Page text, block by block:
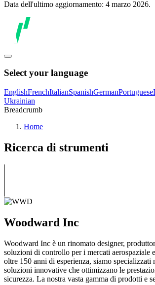
Data dell'ultimo aggiornamento: 4 marzo 2026.
Select your language
EnglishFrenchItalianSpanishGermanPortuguese
Ukrainian
Breadcrumb
Home
Ricerca di strumenti
Woodward Inc
Woodward Inc è un rinomato designer,
soluzioni di controllo per i mercati aerospaziale
oltre 150 anni di esperienza, siamo specializzati
soluzioni innovative che ottimizzano le
sicurezza. La nostra vasta gamma di prodotti e